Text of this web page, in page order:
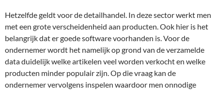
Hetzelfde geldt voor de detailhandel. In deze sector werkt men
met een grote verscheidenheid aan producten. Ook hier is het
belangrijk dat er goede software voorhanden is. Voor de
ondernemer wordt het namelijk op grond van de verzamelde
data duidelijk welke artikelen veel worden verkocht en welke
producten minder populair zijn. Op die vraag kan de
ondernemer vervolgens inspelen waardoor men onnodige